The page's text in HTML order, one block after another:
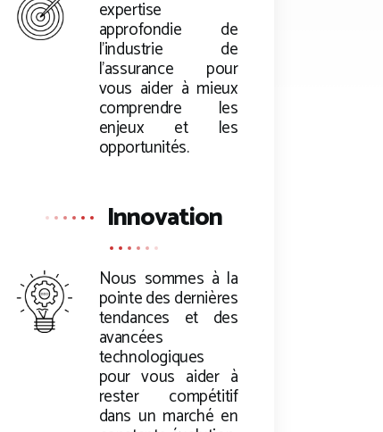
expertise
approfondie de
l’industrie de
l’assurance pour
vous aider à mieux
comprendre les
enjeux et les
opportunités.
Innovation
Nous sommes à la
pointe des dernières
tendances et des
avancées
technologiques
pour vous aider à
rester compétitif
dans un marché en